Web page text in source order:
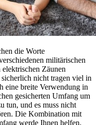
die Worte
militärischen
Zäunen
nicht tragen viel in
eine breite Verwendung in
gesicherten Umfang um
tun, und es muss nicht
Die Kombination mit
werde Ihnen helfen,